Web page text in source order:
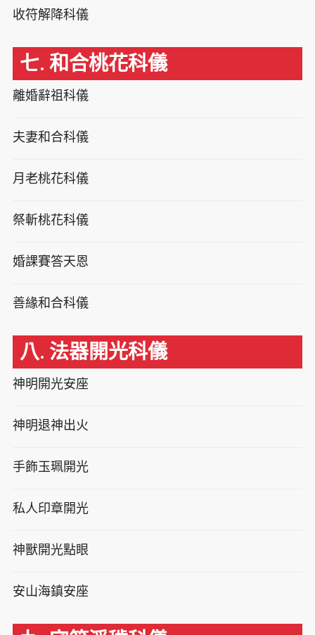
收符解降科儀
七. 和合桃花科儀
離婚辭祖科儀
夫妻和合科儀
月老桃花科儀
祭斬桃花科儀
婚課賽答天恩
善緣和合科儀
八. 法器開光科儀
神明開光安座
神明退神出火
手飾玉珮開光
私人印章開光
神獸開光點眼
安山海鎮安座